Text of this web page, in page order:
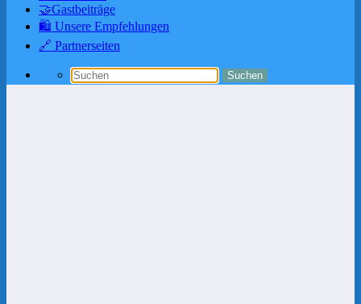
🤝Gastbeiträge
🛍️ Unsere Empfehlungen
🔗 Partnerseiten